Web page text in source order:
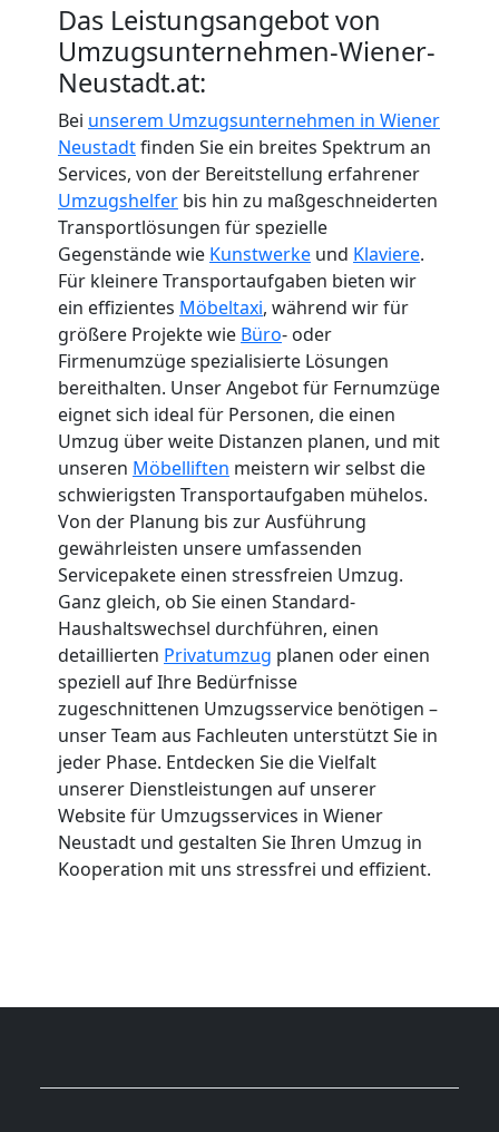
Das Leistungsangebot von
Umzugsunternehmen-Wiener-
Neustadt.at:
Bei unserem Umzugsunternehmen in Wiener
Neustadtfinden Sie ein breites Spektrum an
Services, von der Bereitstellung erfahrener
Umzugshelfer bis hin zu maßgeschneiderten
Transportlösungen für spezielle
Gegenstände wie Kunstwerke und Klaviere.
Für kleinere Transportaufgaben bieten wir
ein effizientes Möbeltaxi, während wir für
größere Projekte wie Büro- oder
Firmenumzüge spezialisierte Lösungen
bereithalten. Unser Angebot für Fernumzüge
eignet sich ideal für Personen, die einen
Umzug über weite Distanzen planen, und mit
unseren Möbelliften meistern wir selbst die
schwierigsten Transportaufgaben mühelos.
Von der Planung bis zur Ausführung
gewährleisten unsere umfassenden
Servicepakete einen stressfreien Umzug.
Ganz gleich, ob Sie einen Standard-
Haushaltswechsel durchführen, einen
detaillierten Privatumzug planen oder einen
speziell auf Ihre Bedürfnisse
zugeschnittenen Umzugsservice benötigen –
unser Team aus Fachleuten unterstützt Sie in
jeder Phase. Entdecken Sie die Vielfalt
unserer Dienstleistungen auf unserer
Website für Umzugsservices in Wiener
Neustadt und gestalten Sie Ihren Umzug in
Kooperation mit uns stressfrei und effizient.
Beiladung
International
Internationaler
Umzug
Nationaler
Umzug